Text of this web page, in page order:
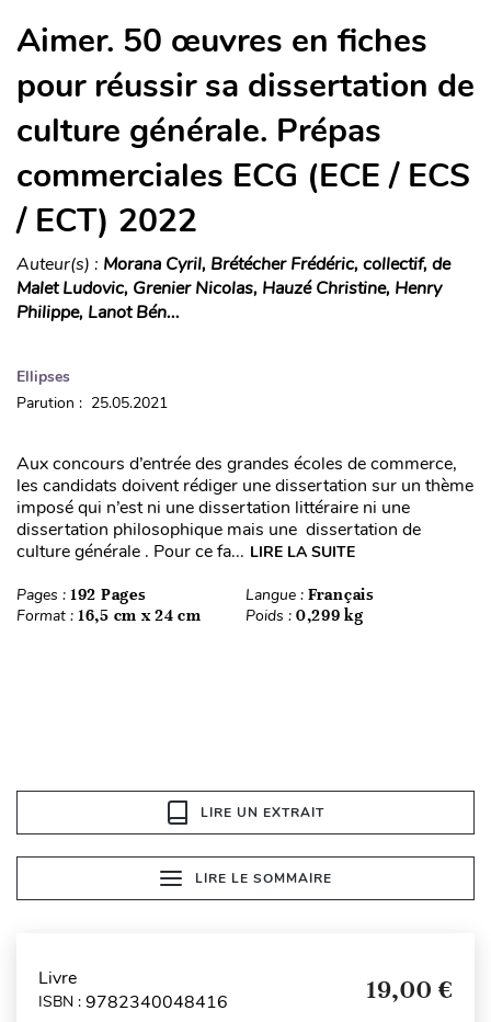
Aimer. 50 œuvres en fiches
pour réussir sa dissertation de
culture générale. Prépas
commerciales ECG (ECE / ECS
/ ECT) 2022
Auteur(s) : Morana Cyril, Brétécher Frédéric, collectif, de
Malet Ludovic, Grenier Nicolas, Hauzé Christine, Henry
Philippe, Lanot Bén...
Ellipses
Parution : 25.05.2021
Aux concours d’entrée des grandes écoles de commerce,
les candidats doivent rédiger une dissertation sur un thème
imposé qui n’est ni une dissertation littéraire ni une
dissertation philosophique mais une dissertation de
culture générale . Pour ce fa... LIRE LA SUITE
Pages : 192 Pages Langue : Français
Format : 16,5 cm x 24 cm Poids : 0,299 kg
LIRE UN EXTRAIT
LIRE LE SOMMAIRE
Livre
ISBN : 9782340048416 19,00 €